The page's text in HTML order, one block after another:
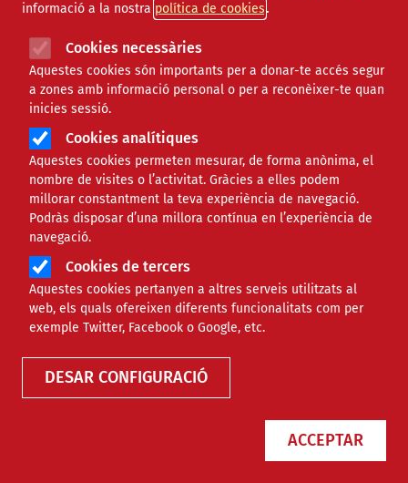
informació a la nostra política de cookies
Cookies necessàries
Aquestes cookies són importants per a donar-te accés segur
a zones amb informació personal o per a reconèixer-te quan
inicies sessió.
Cookies analítiques
Aquestes cookies permeten mesurar, de forma anònima, el
nombre de visites o l’activitat. Gràcies a elles podem
millorar constantment la teva experiència de navegació.
Podràs disposar d’una millora contínua en l’experiència de
navegació.
Cookies de tercers
Aquestes cookies pertanyen a altres serveis utilitzats al
web, els quals ofereixen diferents funcionalitats com per
exemple Twitter, Facebook o Google, etc.
DESAR CONFIGURACIÓ
ACCEPTAR
Xavier Punset: “Moltes vegades no
cal ser un gran especialista en
cooperació per generar impacte”